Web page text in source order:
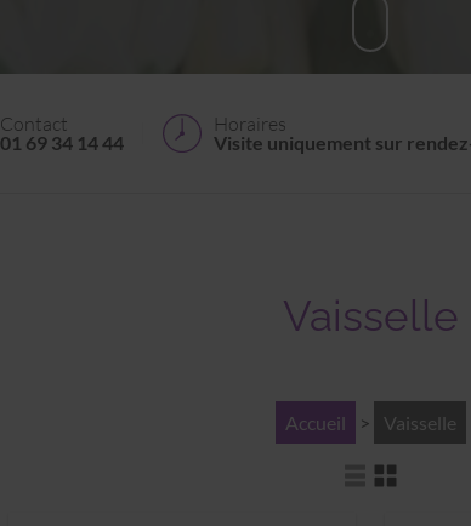
Contact
01 69 34 14 44
Horaires
Visite uniquement sur
Vaisselle
Accueil > Vaisselle